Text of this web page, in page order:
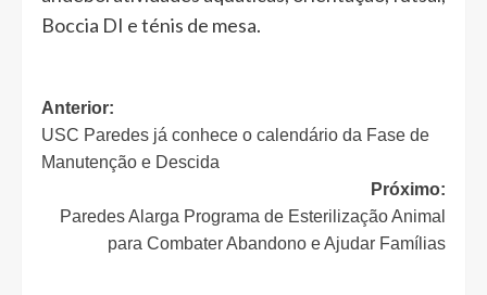
Boccia DI e ténis de mesa.
Navegação
de
artigos
Anterior:
USC Paredes já conhece o calendário da Fase de
Manutenção e Descida
Próximo:
Paredes Alarga Programa de Esterilização Animal
para Combater Abandono e Ajudar Famílias